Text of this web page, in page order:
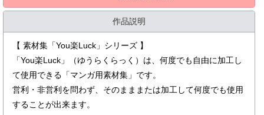
作品説明
【 素材集「You楽Luck」シリーズ 】
「You楽Luck」（ゆうらくらっく）は、何度でも自由に加工し
て使用できる「マンガ用素材集」です。
営利・非営利を問わず、そのまままたは加工して何度でも使用
することが出来ます。